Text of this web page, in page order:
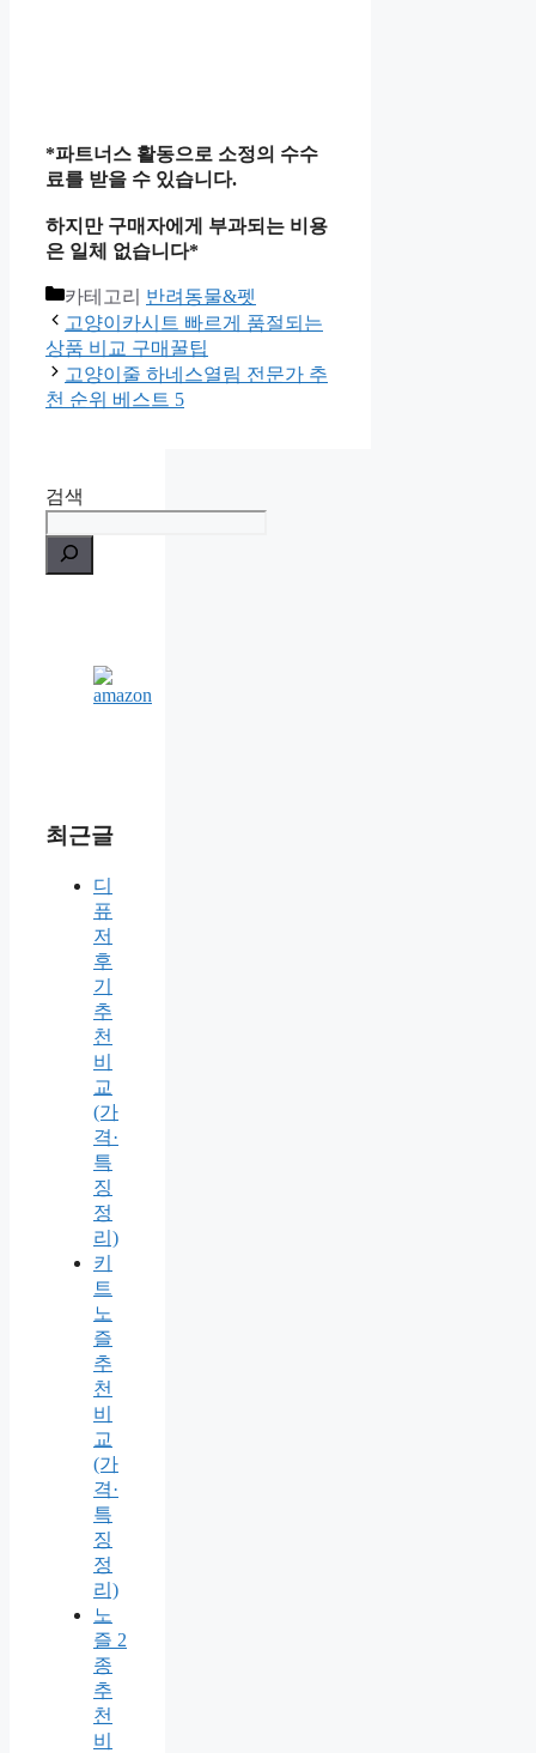
*파트너스 활동으로 소정의 수수
료를 받을 수 있습니다.
하지만 구매자에게 부과되는 비용
은 일체 없습니다*
카테고리 반려동물&펫
고양이카시트 빠르게 품절되는
상품 비교 구매꿀팁
고양이줄 하네스열림 전문가 추
천 순위 베스트 5
검색
최근글
디
퓨
저
후
기
추
천
비
교
(가
격·
특
징
정
리)
키
트
노
즐
추
천
비
교
(가
격·
특
징
정
리)
노
즐 2
종
추
천
비